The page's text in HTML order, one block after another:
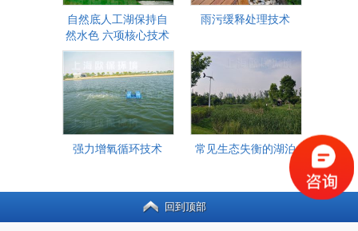
自然底人工湖保持自
然水色 六项核心技术
雨污缓释处理技术
强力增氧循环技术 常见生态失衡的湖泊
回到顶部